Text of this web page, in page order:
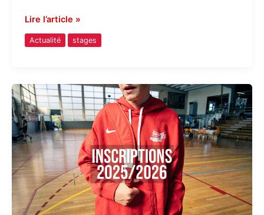
Lire l’article »
Actualité stages
Infos
inscriptions
2025/2026